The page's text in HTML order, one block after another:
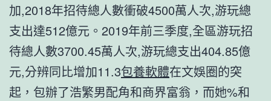
加,2018年招待總人數衝破4500萬人次,游玩總
支出達512億元。2019年前三季度,全區游玩招
待總人數3700.45萬人次,游玩總支出404.85億
元,分辨同比增加11.3包養軟體在文娛圈的突
起，包辦了浩繁男配角和商界富翁，而她%和